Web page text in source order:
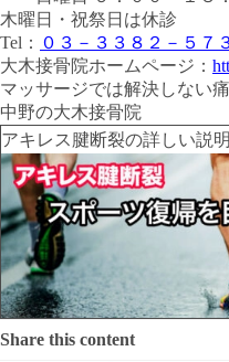
木曜日・祝祭日は休診
Tel： ０３－３３８２－５７
大木接骨院ホームページ：
マッサージでは解決しない
中野の大木接骨院
アキレス腱断裂の詳しい説
Share this content